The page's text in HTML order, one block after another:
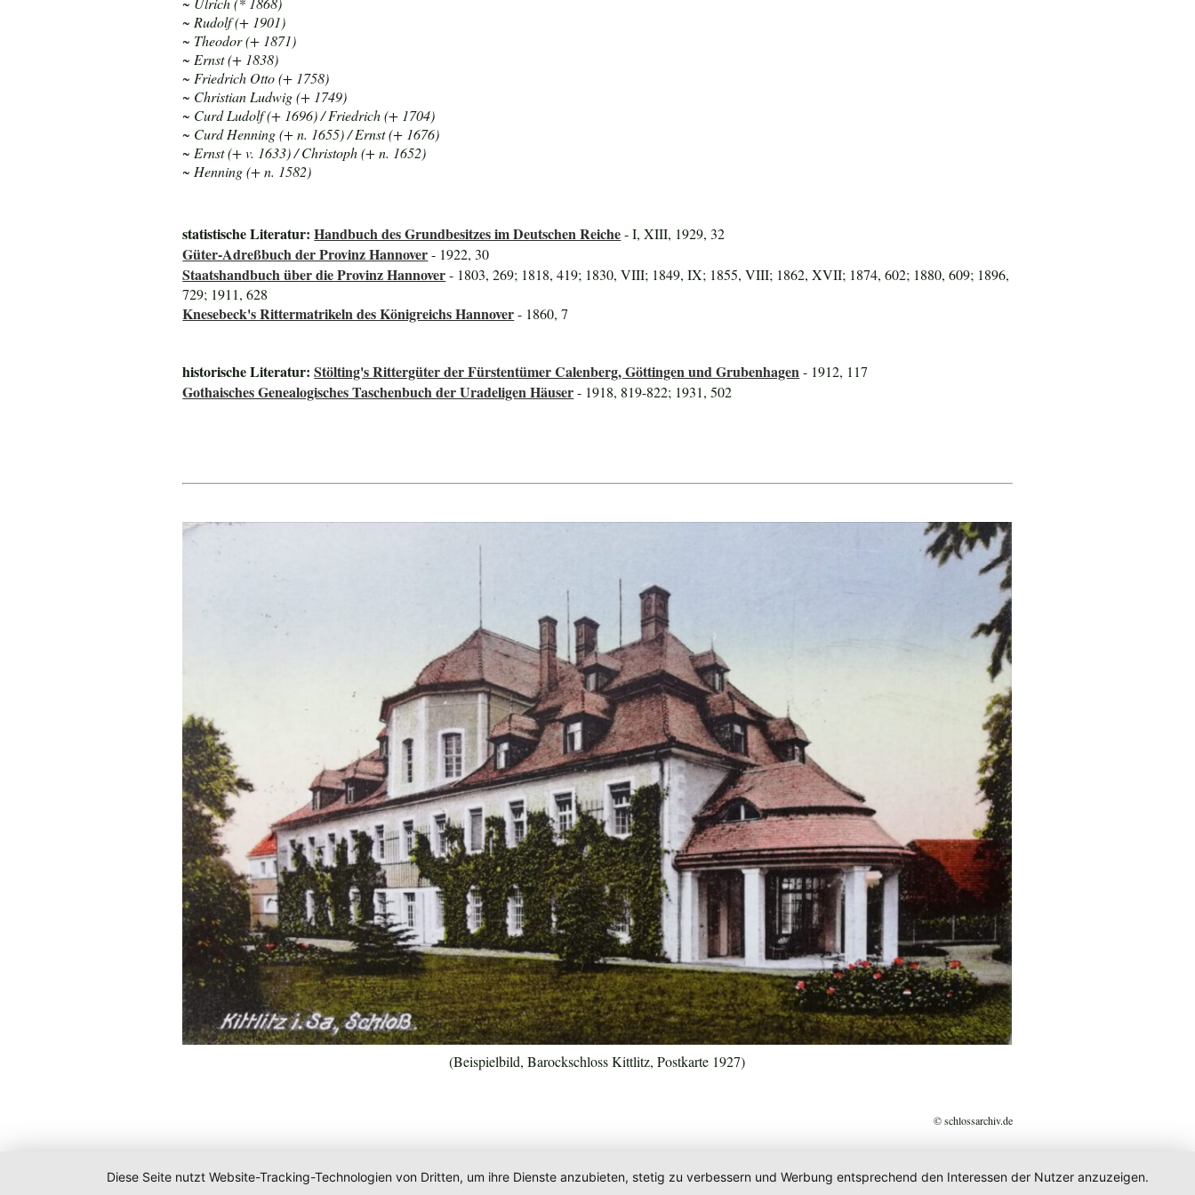
~ Rudolf (+ 1901)
~ Theodor (+ 1871)
~ Ernst (+ 1838)
~ Friedrich Otto (+ 1758)
~ Christian Ludwig (+ 1749)
~ Curd Ludolf (+ 1696) / Friedrich (+ 1704)
~ Curd Henning (+ n. 1655) / Ernst (+ 1676)
~ Ernst (+ v. 1633) / Christoph (+ n. 1652)
~ Henning (+ n. 1582)
statistische Literatur:Handbuch des Grundbesitzes im Deutschen Reiche- I, XIII, 1929, 32
Güter-Adreßbuch der Provinz Hannover- 1922, 30
Staatshandbuch über die Provinz Hannover- 1803, 269; 1818, 419; 1830, VIII; 1849, IX; 1855, VIII; 1862, XVII; 1874, 602; 1880, 609; 1896,
729; 1911, 628
Knesebeck's Rittermatrikeln des Königreichs Hannover- 1860, 7
historische Literatur:Stölting's Rittergüter der Fürstentümer Calenberg, Göttingen und Grubenhagen- 1912, 117
Gothaisches Genealogisches Taschenbuch der Uradeligen Häuser- 1918, 819-822; 1931, 502
(Beispielbild, Barockschloss Kittlitz, Postkarte 1927)
© schlossarchiv.de
Diese Seite nutzt Website-Tracking-Technologien von Dritten, um ihre Dienste anzubieten, stetig zu verbessern und Werbung entsprechend den Interessen der Nutzer anzuzeigen.